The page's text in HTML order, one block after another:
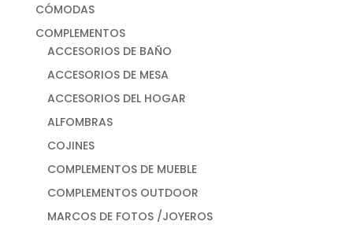
CÓMODAS
COMPLEMENTOS
ACCESORIOS DE BAÑO
ACCESORIOS DE MESA
ACCESORIOS DEL HOGAR
ALFOMBRAS
COJINES
COMPLEMENTOS DE MUEBLE
COMPLEMENTOS OUTDOOR
MARCOS DE FOTOS /JOYEROS